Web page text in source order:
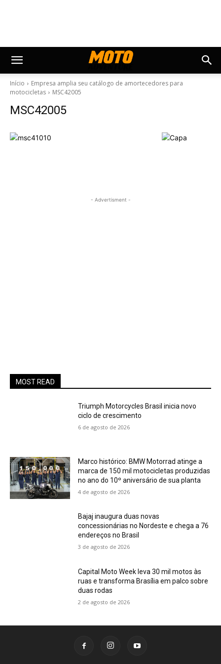
Início
Empresa amplia seu catálogo de amortecedores para
motocicletas
MSC42005
MSC42005
- Advertisment -
MOST READ
Triumph Motorcycles Brasil inicia novo
ciclo de crescimento
6 de agosto de 2026
Marco histórico: BMW Motorrad atinge a
marca de 150 mil motocicletas produzidas
no ano do 10º aniversário de sua planta
4 de agosto de 2026
Bajaj inaugura duas novas
concessionárias no Nordeste e chega a 76
endereços no Brasil
3 de agosto de 2026
Capital Moto Week leva 30 mil motos às
ruas e transforma Brasília em palco sobre
duas rodas
2 de agosto de 2026